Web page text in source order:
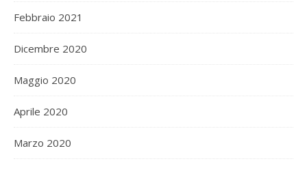
Febbraio 2021
Dicembre 2020
Maggio 2020
Aprile 2020
Marzo 2020